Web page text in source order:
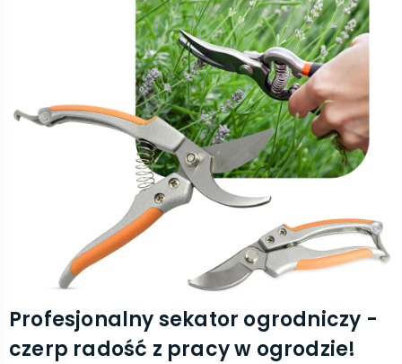
Profesjonalny sekator ogrodniczy -
czerp radość z pracy w ogrodzie!